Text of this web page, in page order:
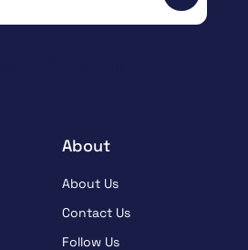
About
About Us
Contact Us
Follow Us